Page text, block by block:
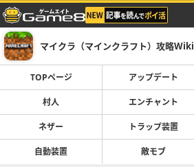
マイクラ（マインクラフト）攻略Wiki
TOPページ アップデート
村人 エンチャント
ネザー トラップ装置
自動装置 敵モブ